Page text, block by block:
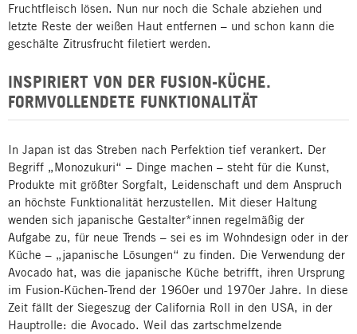
Fruchtfleisch lösen. Nun nur noch die Schale abziehen und
letzte Reste der weißen Haut entfernen – und schon kann die
geschälte Zitrusfrucht filetiert werden.
INSPIRIERT VON DER FUSION-KÜCHE.
FORMVOLLENDETE FUNKTIONALITÄT
In Japan ist das Streben nach Perfektion tief verankert. Der
Begriff „Monozukuri“ – Dinge machen – steht für die Kunst,
Produkte mit größter Sorgfalt, Leidenschaft und dem Anspruch
an höchste Funktionalität herzustellen. Mit dieser Haltung
wenden sich japanische Gestalter*innen regelmäßig der
Aufgabe zu, für neue Trends – sei es im Wohndesign oder in der
Küche – „japanische Lösungen“ zu finden. Die Verwendung der
Avocado hat, was die japanische Küche betrifft, ihren Ursprung
im Fusion-Küchen-Trend der 1960er und 1970er Jahre. In diese
Zeit fällt der Siegeszug der California Roll in den USA, in der
Hauptrolle: die Avocado. Weil das zartschmelzende